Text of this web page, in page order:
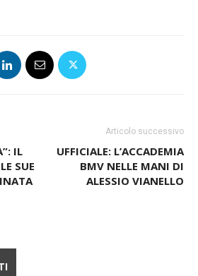
IL
SUE
UFFICIALE: L’ACCADEMIA
ALESSIO VIANELLO